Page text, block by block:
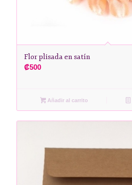
Flor plisada en satín
₡500
Añadir al carrito